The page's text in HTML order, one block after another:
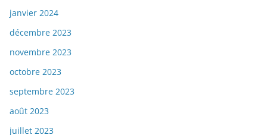
janvier 2024
décembre 2023
novembre 2023
octobre 2023
septembre 2023
août 2023
juillet 2023